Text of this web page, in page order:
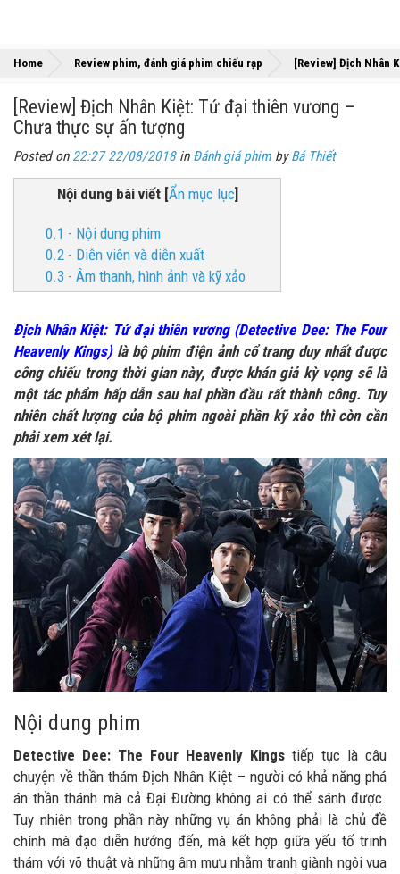
Home Review phim, đánh giá phim chiếu rạp [Review] Địch Nhân
[Review] Địch Nhân Kiệt: Tứ đại thiên vương –
Chưa thực sự ấn tượng
Posted on 22:27 22/08/2018in Đánh giá phim byBá Thiết
Nội dung bài viết[Ẩn mục lục]
0.1 - Nội dung phim
0.2 - Diễn viên và diễn xuất
0.3 - Âm thanh, hình ảnh và kỹ xảo
Địch Nhân Kiệt: Tứ đại thiên vương (Detective Dee: The Four
Heavenly Kings)là bộ phim điện ảnh cổ trang duy nhất được
công chiếu trong thời gian này, được khán giả kỳ vọng sẽ là
một tác phẩm hấp dẫn sau hai phần đầu rất thành công. Tuy
nhiên chất lượng của bộ phim ngoài phần kỹ xảo thì còn cần
phải xem xét lại.
Nội dung phim
Detective Dee: The Four Heavenly Kings tiếp tục là câu
chuyện về thần thám Địch Nhân Kiệt – người có khả năng phá
án thần thánh mà cả Đại Đường không ai có thể sánh được.
Tuy nhiên trong phần này những vụ án không phải là chủ đề
chính mà đạo diễn hướng đến, mà kết hợp giữa yếu tố trinh
thám với võ thuật và những âm mưu nhằm tranh giành ngôi vua